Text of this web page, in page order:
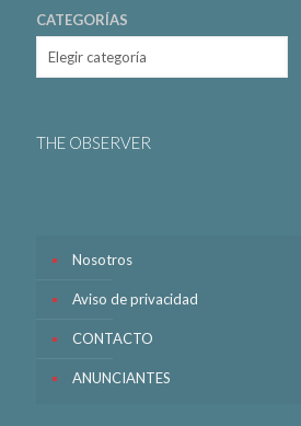
CATEGORÍAS
THE OBSERVER
Nosotros
Aviso de privacidad
CONTACTO
ANUNCIANTES